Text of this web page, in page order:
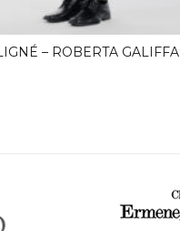
– ROBERTA GALIFFA